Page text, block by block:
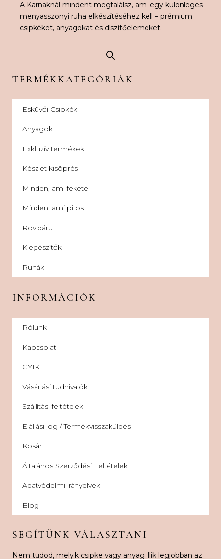
A Karnaknál mindent megtalálsz, ami egy különleges
menyasszonyi ruha elkészítéséhez kell – prémium
csipkéket, anyagokat és díszítőelemeket.
TERMÉKKATEGÓRIÁK
Esküvői Csipkék
Anyagok
Exkluzív termékek
Készlet kisöprés
Minden, ami fekete
Minden, ami piros
Rövidáru
Kiegészítők
Ruhák
INFORMÁCIÓK
Rólunk
Kapcsolat
GYIK
Vásárlási tudnivalók
Szállítási feltételek
Elállási jog / Termékvisszaküldés
Kosár
Általános Szerződési Feltételek
Adatvédelmi irányelvek
Blog
SEGÍTÜNK VÁLASZTANI
Nem tudod, melyik csipke vagy anyag illik legjobban az